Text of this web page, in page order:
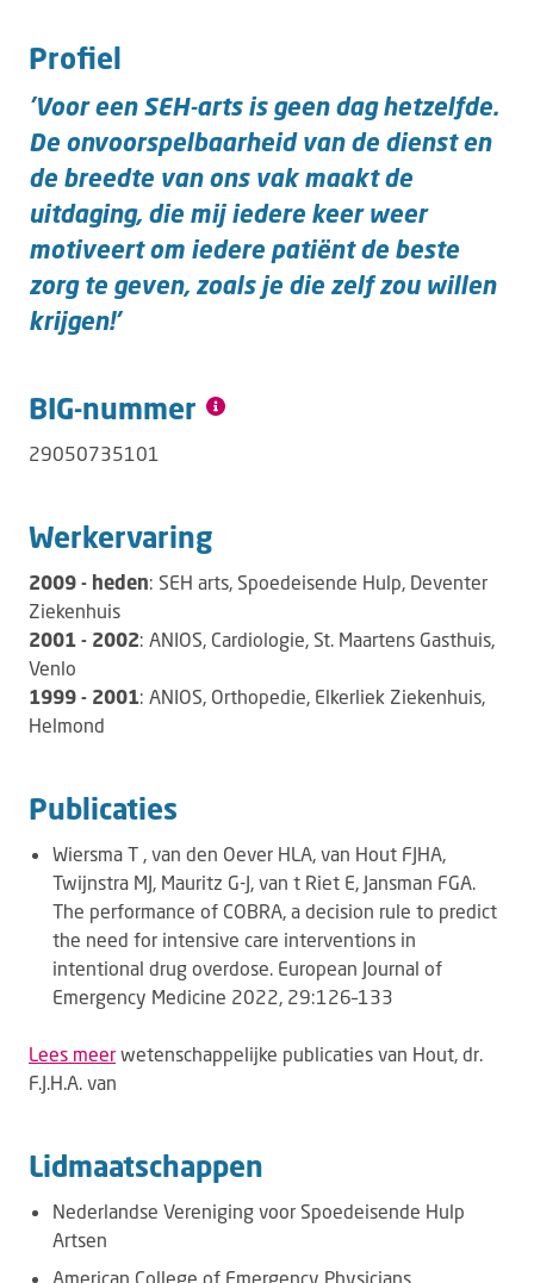
Profiel
'Voor een SEH-arts is geen dag hetzelfde.
De onvoorspelbaarheid van de dienst en
de breedte van ons vak maakt de
uitdaging, die mij iedere keer weer
motiveert om iedere patiënt de beste
zorg te geven, zoals je die zelf zou willen
krijgen!'
BIG-nummer
29050735101
Werkervaring
2009 - heden: SEH arts, Spoedeisende Hulp, Deventer
Ziekenhuis
2001 - 2002: ANIOS, Cardiologie, St. Maartens Gasthuis,
Venlo
1999 - 2001: ANIOS, Orthopedie, Elkerliek Ziekenhuis,
Helmond
Publicaties
Wiersma T , van den Oever HLA, van Hout FJHA,
Twijnstra MJ, Mauritz G-J, van t Riet E, Jansman FGA.
The performance of COBRA, a decision rule to predict
the need for intensive care interventions in
intentional drug overdose. European Journal of
Emergency Medicine 2022, 29:126–133
Lees meer wetenschappelijke publicaties van Hout, dr.
F.J.H.A. van
Lidmaatschappen
Nederlandse Vereniging voor Spoedeisende Hulp
Artsen
American College of Emergency Physicians